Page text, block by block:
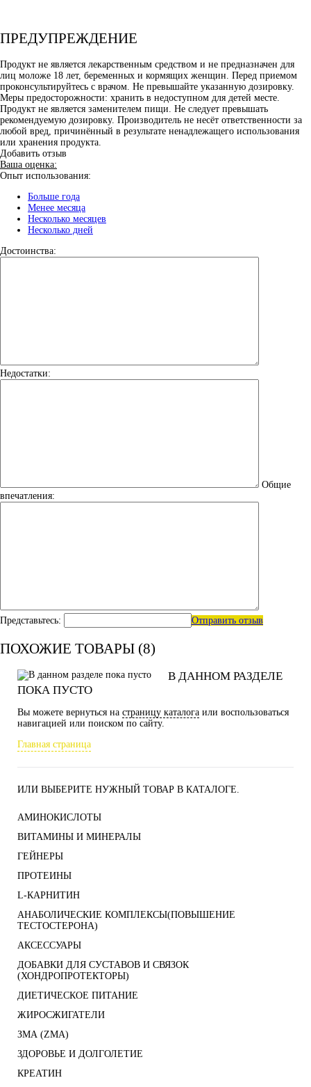
ПРЕДУПРЕЖДЕНИЕ
Продукт не является лекарственным средством и не предназначен для
лиц моложе 18 лет, беременных и кормящих женщин. Перед приемом
проконсультируйтесь с врачом. Не превышайте указанную дозировку.
Меры предосторожности: хранить в недоступном для детей месте.
Продукт не является заменителем пищи. Не следует превышать
рекомендуемую дозировку. Производитель не несёт ответственности за
любой вред, причинённый в результате ненадлежащего использования
или хранения продукта.
Добавить отзыв
Ваша оценка:
Опыт использования:
Больше года
Менее месяца
Несколько месяцев
Несколько дней
Достоинства:
Недостатки:
Общие
впечатления:
Представьтесь: Отправить отзыв
ПОХОЖИЕ ТОВАРЫ (8)
В ДАННОМ РАЗДЕЛЕ
ПОКА ПУСТО
Вы можете вернуться на страницу каталога или воспользоваться
навигацией или поиском по сайту.
Главная страница
ИЛИ ВЫБЕРИТЕ НУЖНЫЙ ТОВАР В КАТАЛОГЕ.
АМИНОКИСЛОТЫ
ВИТАМИНЫ И МИНЕРАЛЫ
ГЕЙНЕРЫ
ПРОТЕИНЫ
L-КАРНИТИН
АНАБОЛИЧЕСКИЕ КОМПЛЕКСЫ(ПОВЫШЕНИЕ
ТЕСТОСТЕРОНА)
АКСЕССУАРЫ
ДОБАВКИ ДЛЯ СУСТАВОВ И СВЯЗОК
(ХОНДРОПРОТЕКТОРЫ)
ДИЕТИЧЕСКОЕ ПИТАНИЕ
ЖИРОСЖИГАТЕЛИ
ЗМА (ZMA)
ЗДОРОВЬЕ И ДОЛГОЛЕТИЕ
КРЕАТИН